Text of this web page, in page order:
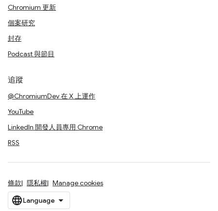
Chromium 更新
個案研究
封存
Podcast 與節目
追蹤
@ChromiumDev 在 X 上運作
YouTube
LinkedIn 開發人員專用 Chrome
RSS
條款 隱私權 Manage cookies